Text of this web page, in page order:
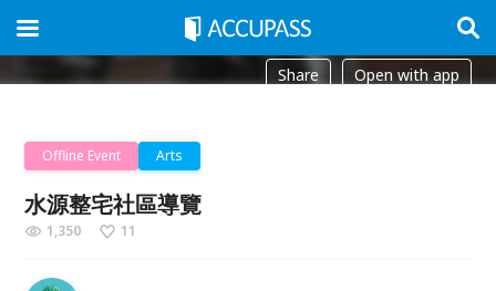
Share Open with app
Offline Event Arts
水源整宅社區導覽
1,350 11